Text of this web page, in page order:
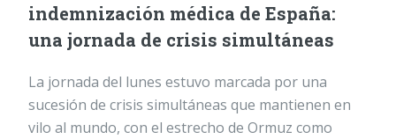
indemnización médica de España:
una jornada de crisis simultáneas
La jornada del lunes estuvo marcada por una
sucesión de crisis simultáneas que mantienen en
vilo al mundo, con el estrecho de Ormuz como